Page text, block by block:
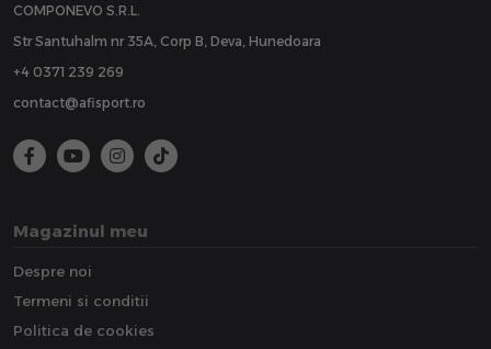
COMPONEVO S.R.L.
Str Santuhalm nr 35A, Corp B, Deva, Hunedoara
+4 0371 239 269
contact@afisport.ro
Magazinul meu
Despre noi
Termeni si conditii
Politica de cookies